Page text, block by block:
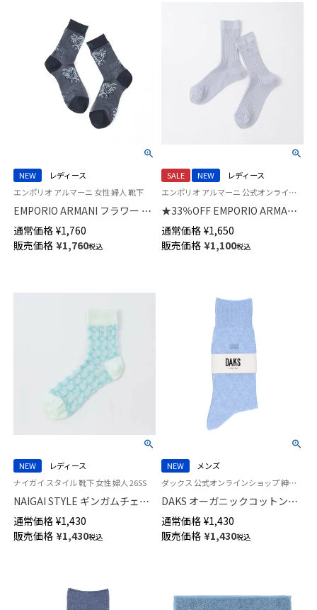
NEW
レディース
エンポリオ アルマーニ 女性 婦人 靴下
EMPORIO ARMANI フラワー シ
アー クルー丈 ソックス レディ
ース 日本製 03447101
通常価格 ¥1,760
販売価格 ¥1,760税込
SALE NEW
レディース
エンポリオ アルマーニ 公式オンラインショップ 婦人 靴下
★33％OFF EMPORIO ARMANI
ラメ リブ クルー丈 ソックス レ
ディース 日本製 03447100
通常価格 ¥1,650
販売価格 ¥1,100税込
NEW
レディース
ナイガイ スタイル 靴下 女性 婦人 26SS
NAIGAI STYLE ギンガムチェッ
ク シアー クルー丈 レディース
ソックス 日本製 03097115
通常価格 ¥1,430
販売価格 ¥1,430税込
NEW
メンズ
ダックス 公式オンラインショップ 紳士 靴下
DAKS オーガニックコットン混
かかとしっかりホールド ダイヤ
リンクス クルー丈 カジュアル
ソックス メンズ 02512678
通常価格 ¥1,430
販売価格 ¥1,430税込